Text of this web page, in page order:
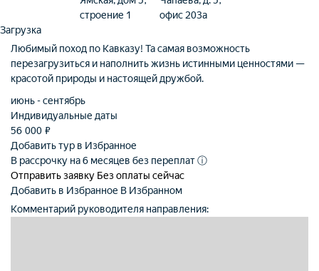
строение 1
офис 203а
Загрузка
Любимый поход по Кавказу! Та самая возможность
перезагрузиться и наполнить жизнь истинными ценностями —
красотой природы и настоящей дружбой.
июнь - сентябрь
Индивидуальные даты
56 000 ₽
Добавить тур в Избранное
В рассрочку на 6 месяцев без переплатⓘ
Отправить заявку Без оплаты сейчас
Добавить в Избранное В Избранном
Комментарий руководителя направления: